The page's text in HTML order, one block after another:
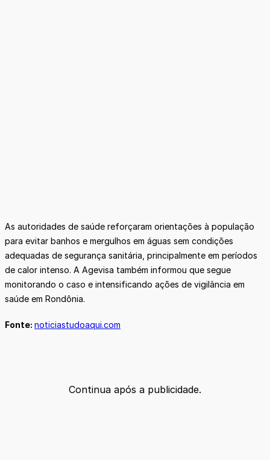
As autoridades de saúde reforçaram orientações à população
para evitar banhos e mergulhos em águas sem condições
adequadas de segurança sanitária, principalmente em períodos
de calor intenso. A Agevisa também informou que segue
monitorando o caso e intensificando ações de vigilância em
saúde em Rondônia.
Fonte: noticiastudoaqui.com
Continua após a publicidade.